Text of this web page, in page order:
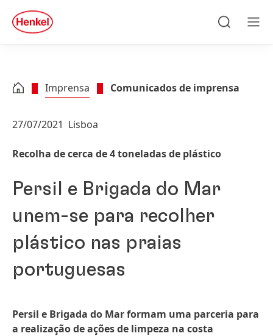
Skip to footer
quick
search
Imprensa Comunicados de imprensa
27/07/2021 Lisboa
Recolha de cerca de 4 toneladas de plástico
Persil e Brigada do Mar
unem-se para recolher
plástico nas praias
portuguesas
Persil e Brigada do Mar formam uma parceria para
a realização de ações de limpeza na costa